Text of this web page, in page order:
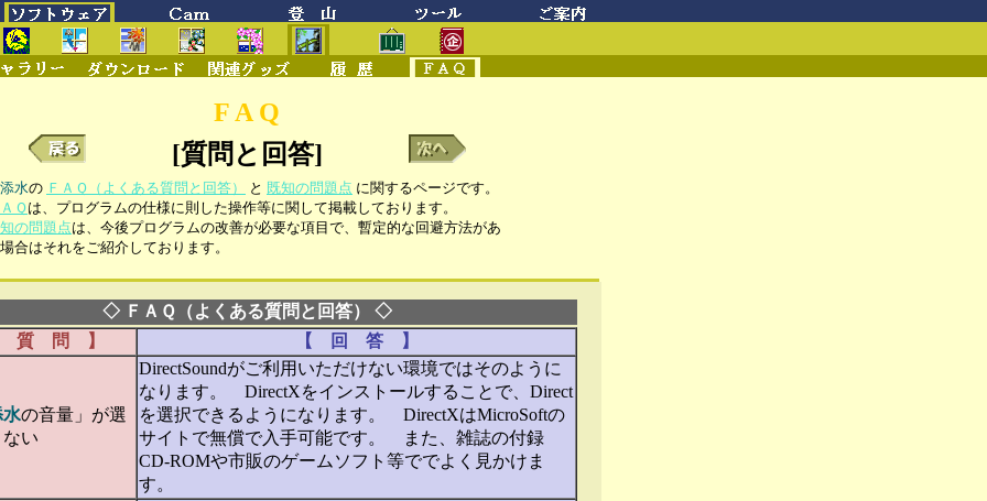
F A Q
[質問と回答]
水の ＦＡＱ（よくある質問と回答） と 既知の問題点 に関するページです。
Ｑは、プログラムの仕様に則した操作等に関して掲載しております。
の問題点は、今後プログラムの改善が必要な項目で、暫定的な回避方法があ
合はそれをご紹介しております。
◇ ＦＡＱ（よくある質問と回答） ◇
質 問 】
【 回 答 】
水の音量」が選
い
DirectSoundがご利用いただけない環境ではそのように
なります。 DirectXをインストールすることで、Direct
を選択できるようになります。 DirectXはMicroSoftの
サイトで無償で入手可能です。 また、雑誌の付録
CD-ROMや市販のゲームソフト等ででよく見かけま
す。